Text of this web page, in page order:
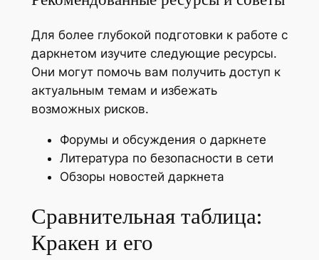
Для более глубокой подготовки к работе с
даркнетом изучите следующие ресурсы.
Они могут помочь вам получить доступ к
актуальным темам и избежать
возможных рисков.
Форумы и обсуждения о даркнете
Литература по безопасности в сети
Обзоры новостей даркнета
Сравнительная таблица:
Кракен и его